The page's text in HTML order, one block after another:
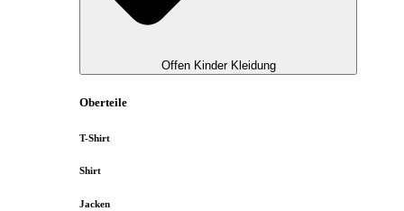
Offen Kinder Kleidung
Oberteile
T-Shirt
Shirt
Jacken